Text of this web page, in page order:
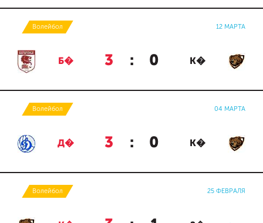
Волейбол 12 МАРТА
Б� 3 : 0 К�
Волейбол 04 МАРТА
Д� 3 : 0 К�
Волейбол 25 ФЕВРАЛЯ